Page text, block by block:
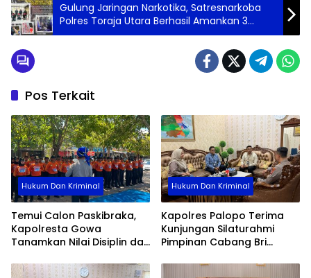
Gulung Jaringan Narkotika, Satresnarkoba
Polres Toraja Utara Berhasil Amankan 3
Pelaku Beserta 39 Paket Sabu
Pos Terkait
Hukum Dan Kriminal
Temui Calon Paskibraka,
Kapolresta Gowa
Tanamkan Nilai Disiplin dan
Hukum Dan Kriminal
Kapolres Palopo Terima
Kunjungan Silaturahmi
Pimpinan Cabang Bri